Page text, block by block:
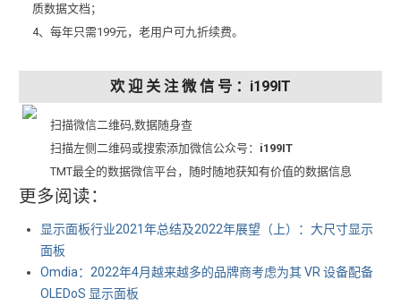
质数据文档；
4、每年只需199元，老用户可九折续费。
欢 迎 关 注 微 信 号 ：i199IT
扫描微信二维码,数据随身查
扫描左侧二维码或搜索添加微信公众号： i199IT
TMT最全的数据微信平台，随时随地获知有价值的数据信息
更多阅读：
显示面板行业2021年总结及2022年展望（上）：大尺寸显示
面板
Omdia：2022年4月越来越多的品牌商考虑为其 VR 设备配备
OLEDoS 显示面板